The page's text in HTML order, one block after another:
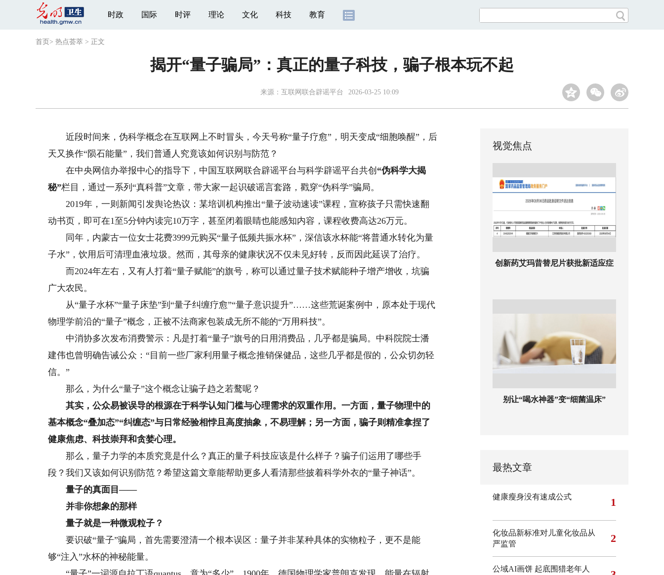
时政 国际 时评 理论 文化 科技 教育
首页 > 热点荟萃 > 正文
揭开“量子骗局”：真正的量子科技，骗子根本玩不起
来源： 互联网联合辟谣平台 2026-03-25 10:09
近段时间来，伪科学概念在互联网上不时冒头，今天号称“量子疗愈”，明天变成“细胞唤醒”，后
天又换作“陨石能量”，我们普通人究竟该如何识别与防范？
在中央网信办举报中心的指导下，中国互联网联合辟谣平台与科学辟谣平台共创 “伪科学大揭
秘”栏目，通过一系列“真科普”文章，带大家一起识破谣言套路，戳穿“伪科学”骗局。
2019年，一则新闻引发舆论热议：某培训机构推出“量子波动速读”课程，宣称孩子只需快速翻
动书页，即可在1至5分钟内读完10万字，甚至闭着眼睛也能感知内容，课程收费高达26万元。
同年，内蒙古一位女士花费3999元购买“量子低频共振水杯”，深信该水杯能“将普通水转化为量
子水”，饮用后可清理血液垃圾。然而，其母亲的健康状况不仅未见好转，反而因此延误了治疗。
而2024年左右，又有人打着“量子赋能”的旗号，称可以通过量子技术赋能种子增产增收，坑骗
广大农民。
从“量子水杯”“量子床垫”到“量子纠缠疗愈”“量子意识提升”……这些荒诞案例中，原本处于现代
物理学前沿的“量子”概念，正被不法商家包装成无所不能的“万用科技”。
中消协多次发布消费警示：凡是打着“量子”旗号的日用消费品，几乎都是骗局。中科院院士潘
建伟也曾明确告诫公众：“目前一些厂家利用量子概念推销保健品，这些几乎都是假的，公众切勿轻
信。”
那么，为什么“量子”这个概念让骗子趋之若鹜呢？
其实，公众易被误导的根源在于科学认知门槛与心理需求的双重作用。一方面，量子物理中的
基本概念“叠加态”“纠缠态”与日常经验相悖且高度抽象，不易理解；另一方面，骗子则精准拿捏了
健康焦虑、科技崇拜和贪婪心理。
那么，量子力学的本质究竟是什么？真正的量子科技应该是什么样子？骗子们运用了哪些手
段？我们又该如何识别防范？希望这篇文章能帮助更多人看清那些披着科学外衣的“量子神话”。
量子的真面目——
并非你想象的那样
量子就是一种微观粒子？
要识破“量子”骗局，首先需要澄清一个根本误区：量子并非某种具体的实物粒子，更不是能
够“注入”水杯的神秘能量。
视觉焦点
创新药艾玛昔替尼片获批新适应症
别让“喝水神器”变“细菌温床”
最热文章
健康瘦身没有速成公式 1
化妆品新标准对儿童化妆品从
严监管
2
公域AI画饼 起底围猎老年人